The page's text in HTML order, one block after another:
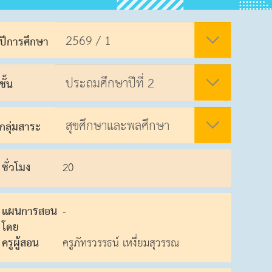
ปีการศึกษา
ชั้น
กลุ่มสาระ
ชั่วโมง
20
แผนการสอน
โดย
-
ครูผู้สอน
ครูภัทรวรรธน์ เหงี่ยมสุวรรณ